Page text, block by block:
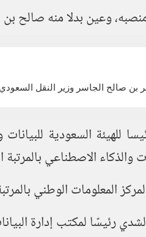
بن صالح الجاسر وزير النقل السعودي
للهيئة السعودية
والذكاء الاصطناعي بالمرتبة